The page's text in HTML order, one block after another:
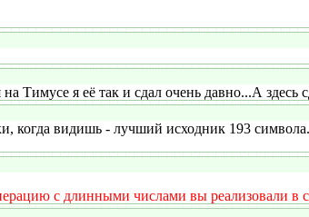
Тимусе я её так и сдал очень давно...А здесь
когда видишь - лучший исходник 193
с длинными числами вы реализовали в